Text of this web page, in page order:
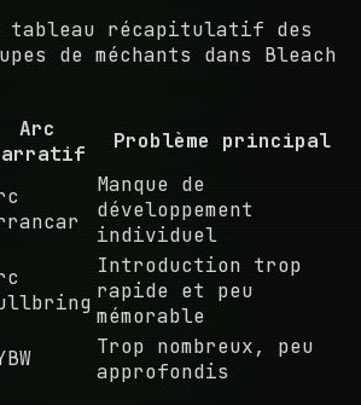
récapitulatif des
de méchants dans Bleach
Arc
Problème principal
Manque de
développement
individuel
Introduction trop
rapide et peu
mémorable
Trop nombreux, peu
approfondis